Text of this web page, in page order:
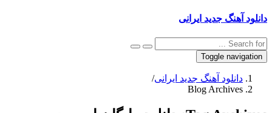
دانلود آهنگ جدید ایرانی
Toggle navigation
دانلود آهنگ جدید ایرانی/
Blog Archives